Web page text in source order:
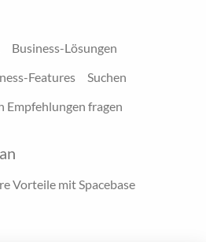
Business-Lösungen
Features
Suchen
Empfehlungen fragen
Vorteile mit Spacebase